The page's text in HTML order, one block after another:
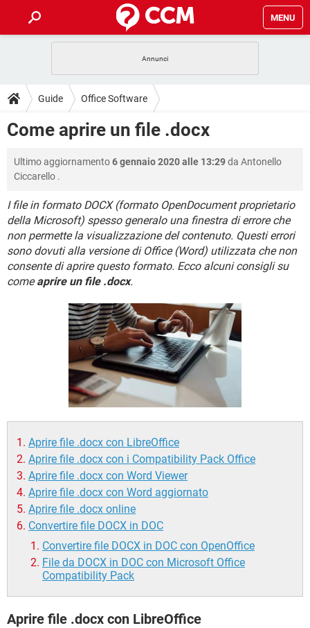
MENU
INTRATTENIMENTO
iOS WINDOWS 10
TIKTOK
GUIDE
COVID-19
INTRATTENIMENTO ANDROID
iOS WINDOWS 10
TIKTOK FACEBOOK
HARDWARE
DOWNLOAD
INTRATTENIMENTO
INSTAGRAM WHATSAPP
TIKTOK FACEBOOK
HARDWARE
FORUM
INTRATTENIMENTO ANDROID
iOS WINDOWS 10
INSTAGRAM WHATSAPP
TIKTOK
COVID-19 GAMING
INTRATTENIMENTO ANDROID
iOS WINDOWS 10
FACEBOOK
Guide Office Software
Come aprire un file .docx
Ultimo aggiornamento6 gennaio 2020 alle 13:29da Antonello
Ciccarello .
I file in formato DOCX (formato OpenDocument proprietario
della Microsoft) spesso generalo una finestra di errore che
non permette la visualizzazione del contenuto. Questi errori
sono dovuti alla versione di Office (Word) utilizzata che non
consente di aprire questo formato. Ecco alcuni consigli su
comeaprire un file .docx.
Aprire file .docx con LibreOffice
Aprire file .docx con i Compatibility Pack Office
Aprire file .docx con Word Viewer
Aprire file .docx con Word aggiornato
Aprire file .docx online
Convertire file DOCX in DOC
Convertire file DOCX in DOC con OpenOffice
File da DOCX in DOC con Microsoft Office
Compatibility Pack
Aprire file .docx con LibreOffice